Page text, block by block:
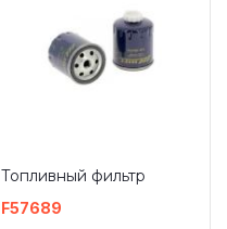
Топливный фильтр
F57689